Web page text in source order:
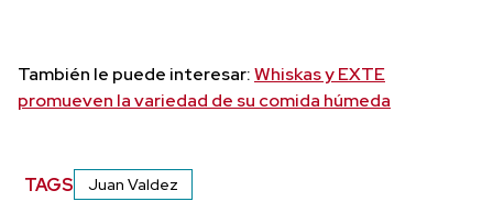
También le puede interesar:Whiskas y EXTE
promueven la variedad de su comida húmeda
TAGS Juan Valdez